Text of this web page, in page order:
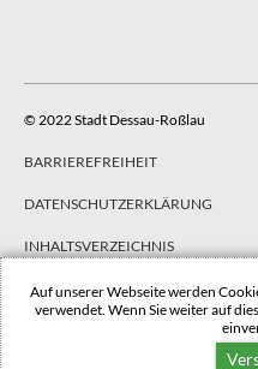
Auf unserer Webseite werden
verwendet. Wenn Sie weiter auf
© 2022 Stadt Dessau-Roßlau
BARRIEREFREIHEIT
DATENSCHUTZERKLÄRUNG
INHALTSVERZEICHNIS
IMPRESSUM